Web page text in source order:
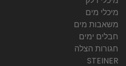
מיכלי מים
משאבות מים
חבלים ימים
חגורות הצלה
STEINER